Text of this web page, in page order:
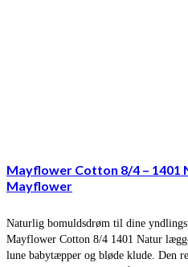
Mayflower Cotton 8/4 – 1401
Mayflower
Naturlig bomuldsdrøm til dine
Mayflower Cotton 8/4 1401 Natur
lune babytæpper og bløde klude. Den